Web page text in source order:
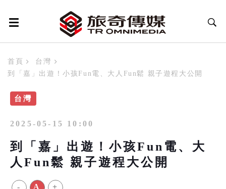
首頁
台灣
到「嘉」出遊！小孩Fun電、大人Fun鬆 親子遊程大公開
台灣
2025-05-15 10:00
到「嘉」出遊！小孩Fun電、大
人Fun鬆 親子遊程大公開
- A +